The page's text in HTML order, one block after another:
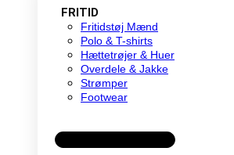
FRITID
Fritidstøj Mænd
Polo & T-shirts
Hættetrøjer & Huer
Overdele & Jakke
Strømper
Footwear